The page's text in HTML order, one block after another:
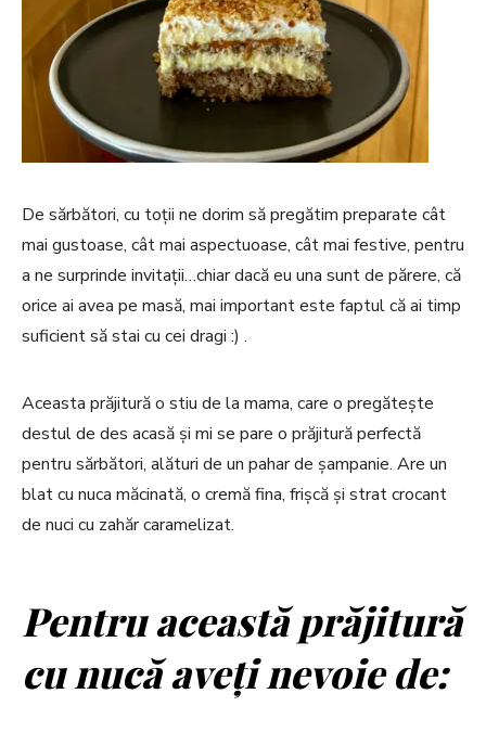
De sărbători, cu toții ne dorim să pregătim preparate cât
mai gustoase, cât mai aspectuoase, cât mai festive, pentru
a ne surprinde invitații…chiar dacă eu una sunt de părere, că
orice ai avea pe masă, mai important este faptul că ai timp
suficient să stai cu cei dragi :) .
Aceasta prăjitură o stiu de la mama, care o pregătește
destul de des acasă și mi se pare o prăjitură perfectă
pentru sărbători, alături de un pahar de șampanie. Are un
blat cu nuca măcinată, o cremă fina, frișcă și strat crocant
de nuci cu zahăr caramelizat.
Pentru această prăjitură
cu nucă aveți nevoie de: